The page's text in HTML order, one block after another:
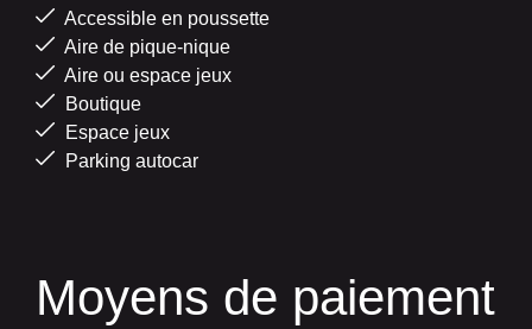
Accessible en poussette
Aire de pique-nique
Aire ou espace jeux
Boutique
Espace jeux
Parking autocar
Moyens de paiement